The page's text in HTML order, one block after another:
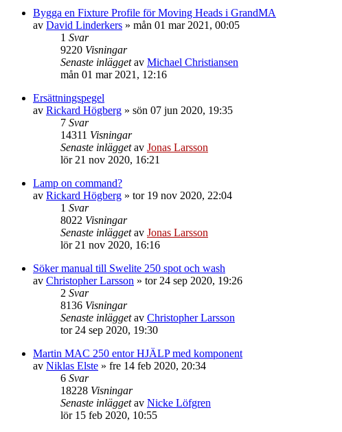
Bygga en Fixture Profile för Moving Heads i GrandMA
av David Linderkers » mån 01 mar 2021, 00:05
1 Svar
9220 Visningar
Senaste inläggetav Michael Christiansen
mån 01 mar 2021, 12:16
Ersättningspegel
av Rickard Högberg » sön 07 jun 2020, 19:35
7 Svar
14311 Visningar
Senaste inläggetav Jonas Larsson
lör 21 nov 2020, 16:21
Lamp on command?
av Rickard Högberg » tor 19 nov 2020, 22:04
1 Svar
8022 Visningar
Senaste inläggetav Jonas Larsson
lör 21 nov 2020, 16:16
Söker manual till Swelite 250 spot och wash
av Christopher Larsson » tor 24 sep 2020, 19:26
2 Svar
8136 Visningar
Senaste inläggetav Christopher Larsson
tor 24 sep 2020, 19:30
Martin MAC 250 entor HJÄLP med komponent
av Niklas Elste » fre 14 feb 2020, 20:34
6 Svar
18228 Visningar
Senaste inläggetav Nicke Löfgren
lör 15 feb 2020, 10:55